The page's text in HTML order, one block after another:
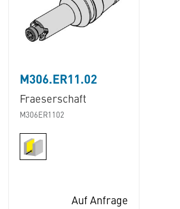
M306.ER11.02
Fraeserschaft
M306ER1102
Auf Anfrage